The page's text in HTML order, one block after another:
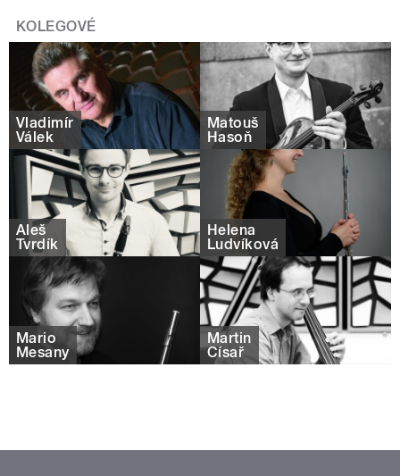
KOLEGOVÉ
Vladimír
Válek
Matouš
Hasoň
Aleš
Tvrdík
Helena
Ludvíková
Mario
Mesany
Martin
Císař